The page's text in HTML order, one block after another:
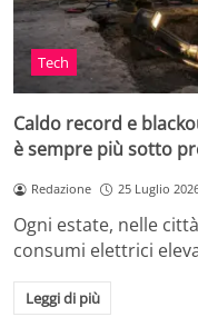
Tech
Caldo record e
è sempre più sotto
Redazione 25 Luglio
Ogni estate, nelle
consumi elettrici
Leggi di più